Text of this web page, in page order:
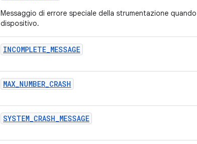
Messaggio di errore speciale della strumentazione
dispositivo.
INCOMPLETE_MESSAGE
MAX_NUMBER_CRASH
SYSTEM_CRASH_MESSAGE